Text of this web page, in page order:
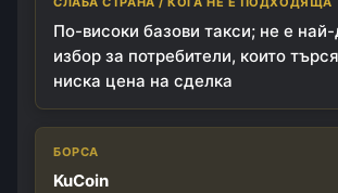
По-високи базови такси; не е
избор за потребители, които
ниска цена на сделка
KuCoin